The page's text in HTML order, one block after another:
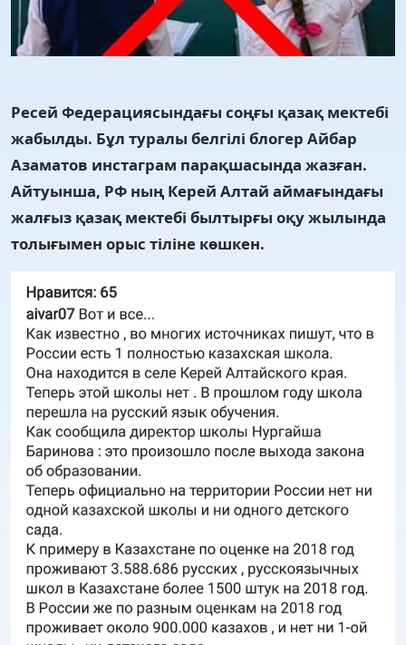
Ресей Федерациясындағы соңғы қазақ мектебі
жабылды. Бұл туралы белгілі блогер Айбар
Азаматов инстаграм парақшасында жазған.
Айтуынша, РФ ның Керей Алтай аймағындағы
жалғыз қазақ мектебі былтырғы оқу жылында
толығымен орыс тіліне көшкен.